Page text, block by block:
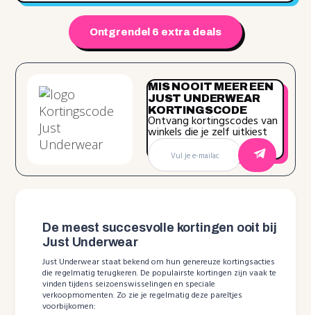
Ontgrendel 6 extra deals
MIS NOOIT MEER EEN
JUST UNDERWEAR
KORTINGSCODE
Ontvang kortingscodes van
winkels die je zelf uitkiest
De meest succesvolle kortingen ooit bij
Just Underwear
Just Underwear staat bekend om hun genereuze kortingsacties
die regelmatig terugkeren. De populairste kortingen zijn vaak te
vinden tijdens seizoenswisselingen en speciale
verkoopmomenten. Zo zie je regelmatig deze pareltjes
voorbijkomen: